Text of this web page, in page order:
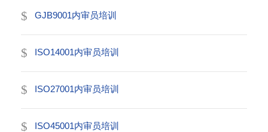
GJB9001内审员培训
ISO14001内审员培训
ISO27001内审员培训
ISO45001内审员培训